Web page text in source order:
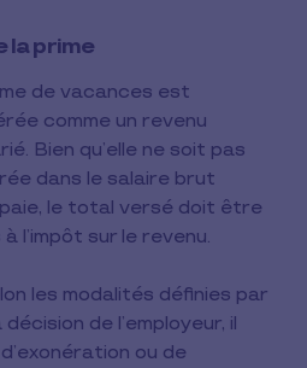
la prime
de vacances est
comme un revenu
Bien qu’elle ne soit pas
dans le salaire brut
le total versé doit être
l’impôt sur le revenu.
les modalités définies par
de l’employeur, il
ou de